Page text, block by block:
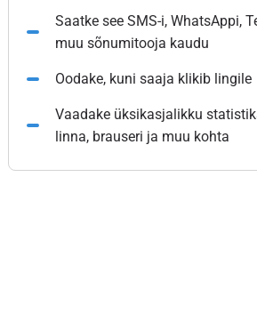
Saatke see SMS-i, WhatsAppi,
muu sõnumitooja kaudu
Oodake, kuni saaja klikib lingile
Vaadake üksikasjalikku
linna, brauseri ja muu kohta